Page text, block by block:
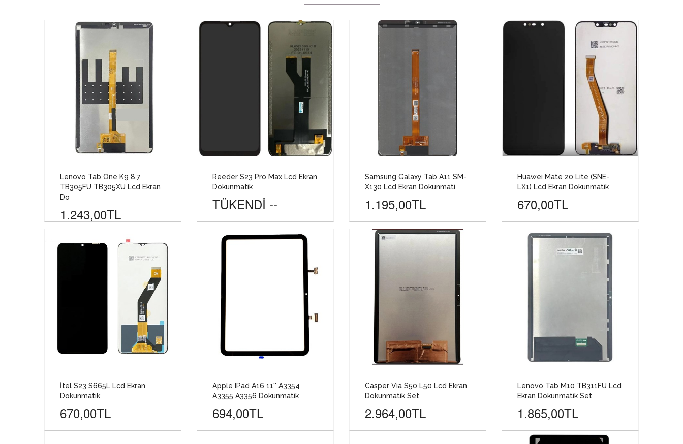
Lenovo Tab One K9 8.7
TB305FU TB305XU Lcd Ekran
Do
1.243,00TL
Reeder S23 Pro Max Lcd Ekran
Dokunmatik
TÜKENDİ --
Samsung Galaxy Tab A11 SM-
X130 Lcd Ekran Dokunmati
1.195,00TL
Huawei Mate 20 Lite (SNE-
LX1) Lcd Ekran Dokunmatik
670,00TL
İtel S23 S665L Lcd Ekran
Dokunmatik
670,00TL
Apple IPad A16 11'' A3354
A3355 A3356 Dokunmatik
694,00TL
Casper Via S50 L50 Lcd Ekran
Dokunmatik Set
2.964,00TL
Lenovo Tab M10 TB311FU Lcd
Ekran Dokunmatik Set
1.865,00TL